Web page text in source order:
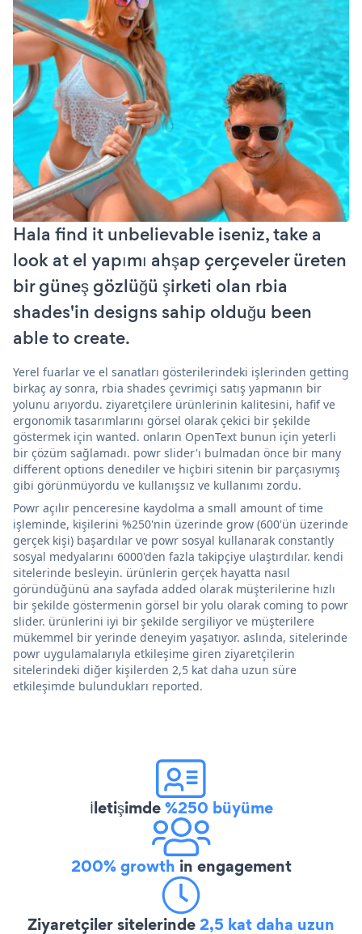
Hala find it unbelievable iseniz, take a
look at el yapımı ahşap çerçeveler üreten
bir güneş gözlüğü şirketi olan rbia
shades'in designs sahip olduğu been
able to create.
Yerel fuarlar ve el sanatları gösterilerindeki işlerinden getting
birkaç ay sonra, rbia shades çevrimiçi satış yapmanın bir
yolunu arıyordu. ziyaretçilere ürünlerinin kalitesini, hafif ve
ergonomik tasarımlarını görsel olarak çekici bir şekilde
göstermek için wanted. onların OpenText bunun için yeterli
bir çözüm sağlamadı. powr slider'ı bulmadan önce bir many
different options denediler ve hiçbiri sitenin bir parçasıymış
gibi görünmüyordu ve kullanışsız ve kullanımı zordu.
Powr açılır penceresine kaydolma a small amount of time
işleminde, kişilerini %250'nin üzerinde grow (600'ün üzerinde
gerçek kişi) başardılar ve powr sosyal kullanarak constantly
sosyal medyalarını 6000'den fazla takipçiye ulaştırdılar. kendi
sitelerinde besleyin. ürünlerin gerçek hayatta nasıl
göründüğünü ana sayfada added olarak müşterilerine hızlı
bir şekilde göstermenin görsel bir yolu olarak coming to powr
slider. ürünlerini iyi bir şekilde sergiliyor ve müşterilere
mükemmel bir yerinde deneyim yaşatıyor. aslında, sitelerinde
powr uygulamalarıyla etkileşime giren ziyaretçilerin
sitelerindeki diğer kişilerden 2,5 kat daha uzun süre
etkileşimde bulundukları reported.
İletişimde%250 büyüme
200% growth in engagement
Ziyaretçiler sitelerinde2,5 kat daha uzun